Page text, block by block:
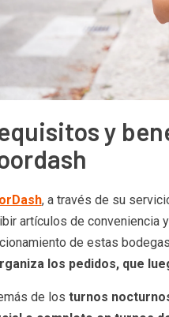
y
, a través de su
artículos de conveniencia
de estas
los pedidos, que
de los turnos